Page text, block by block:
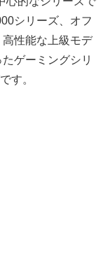
シリーズ、オフ
性能な上級モデ
ゲーミングシリ
す。